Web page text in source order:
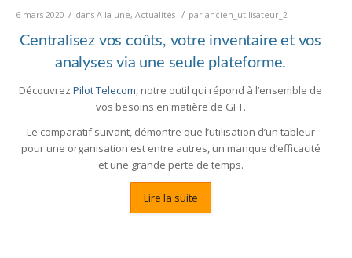
6 mars 2020 / dans A la une, Actualités / par ancien_utilisateur_2
Centralisez vos coûts, votre inventaire et vos
analyses via une seule plateforme.
DécouvrezPilot Telecom, notre outil qui répond à l’ensemble de
vos besoins en matière de GFT.
Le comparatif suivant, démontre que l’utilisation d’un tableur
pour une organisation est entre autres, un manque d’efficacité
et une grande perte de temps.
Lire la suite